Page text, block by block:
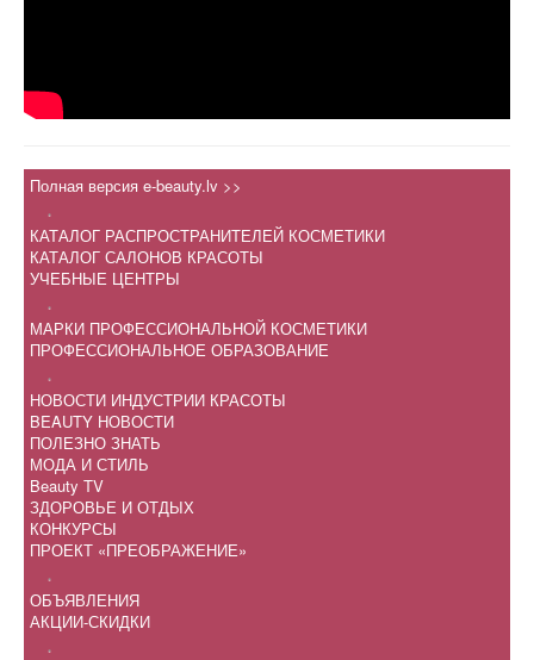
Полная версия e-beauty.lv >>
.
КАТАЛОГ РАСПРОСТРАНИТЕЛЕЙ КОСМЕТИКИ
КАТАЛОГ САЛОНОВ КРАСОТЫ
УЧЕБНЫЕ ЦЕНТРЫ
.
МАРКИ ПРОФЕССИОНАЛЬНОЙ КОСМЕТИКИ
ПРОФЕССИОНАЛЬНОЕ ОБРАЗОВАНИЕ
.
НОВОСТИ ИНДУСТРИИ КРАСОТЫ
BEAUTY НОВОСТИ
ПОЛЕЗНО ЗНАТЬ
МОДА И СТИЛЬ
Beauty TV
ЗДОРОВЬЕ И ОТДЫХ
КОНКУРСЫ
ПРОЕКТ «ПРЕОБРАЖЕНИЕ»
.
ОБЪЯВЛЕНИЯ
АКЦИИ-СКИДКИ
.